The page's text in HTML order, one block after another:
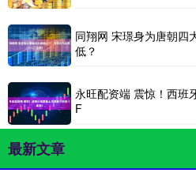
同翔网 宋璟身为唐朝四
低？
永旺配资端 震惊！西班
F
最新文章